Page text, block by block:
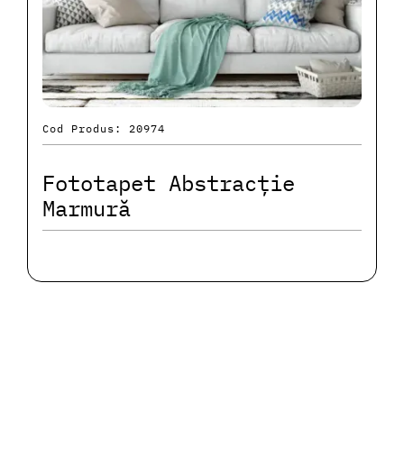
Cod Produs: 20974
Fototapet Abstracție
Marmură